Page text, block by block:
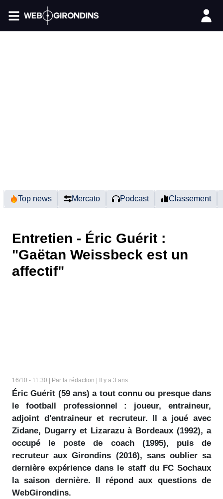
Top news Mercato Podcast Classement
Entretien - Éric Guérit :
"Gaëtan Weissbeck est un
affectif"
16/10 - 11:30 | Par la rédaction | Il y a 3 ans
Éric Guérit (59 ans) a tout connu ou presque dans
le football professionnel : joueur, entraineur,
adjoint d'entraineur et recruteur. Il a joué avec
Zidane, Dugarry et Lizarazu à Bordeaux (1992), a
occupé le poste de coach (1995), puis de
recruteur aux Girondins (2016), sans oublier sa
dernière expérience dans le staff du FC Sochaux
la saison dernière. Il répond aux questions de
WebGirondins.